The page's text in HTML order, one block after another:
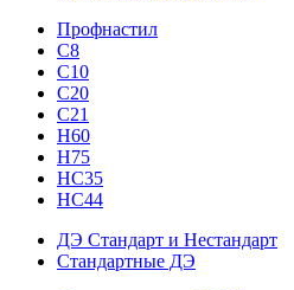
Профнастил
С8
С10
С20
С21
H60
H75
HС35
НС44
ДЭ Стандарт и Нестандарт
Стандартные ДЭ